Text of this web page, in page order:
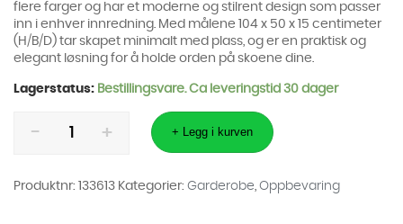
flere farger og har et moderne og stilrent design som passer
inn i enhver innredning. Med målene 104 x 50 x 15 centimeter
(H/B/D) tar skapet minimalt med plass, og er en praktisk og
elegant løsning for å holde orden på skoene dine.
Lagerstatus: Bestillingsvare. Ca leveringstid 30 dager
Caruso
antall
+ Legg i kurven
Produktnr: 133613 Kategorier: Garderobe, Oppbevaring